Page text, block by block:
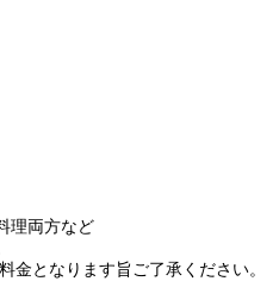
理両方など
金となります旨ご了承ください。